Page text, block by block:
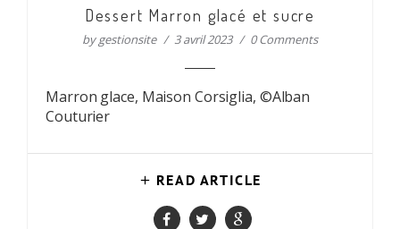
Dessert Marron glacé et sucre
bygestionsite 3 avril 2023 0 Comments
Marron glace, Maison Corsiglia, ©Alban
Couturier
READ ARTICLE